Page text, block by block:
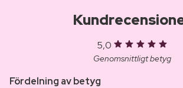
5,0
Genomsnittligt betyg
Fördelning av betyg